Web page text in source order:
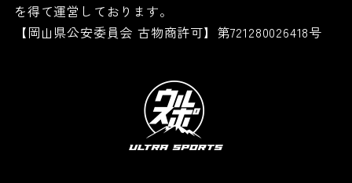
を得て運営しております。
【岡山県公安委員会 古物商許可】第721280026418号